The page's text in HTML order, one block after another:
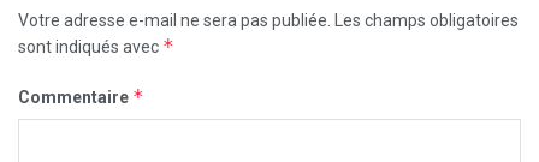
Votre adresse e-mail ne sera pas publiée.
Les champs obligatoires
sont indiqués avec *
Commentaire *